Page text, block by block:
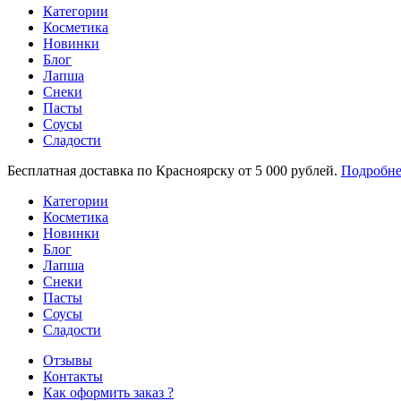
Категории
Косметика
Новинки
Блог
Лапша
Снеки
Пасты
Соусы
Сладости
Бесплатная доставка по Красноярску от 5 000 рублей.
Категории
Косметика
Новинки
Блог
Лапша
Снеки
Пасты
Соусы
Сладости
Отзывы
Контакты
Как оформить заказ ?